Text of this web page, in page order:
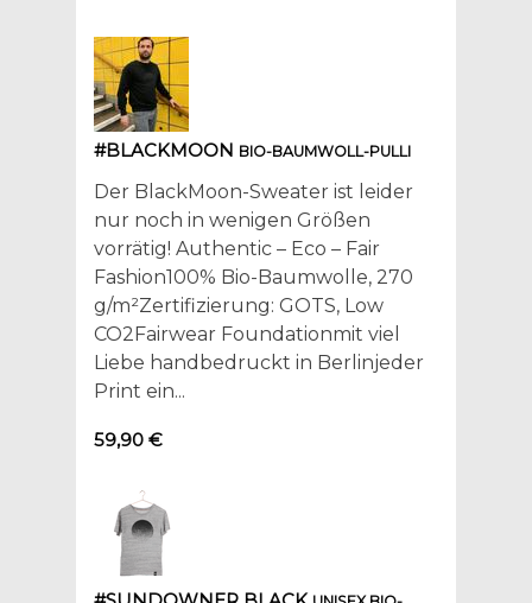
#BLACKMOON BIO-BAUMWOLL-PULLI
Der BlackMoon-Sweater ist leider
nur noch in wenigen Größen
vorrätig! Authentic – Eco – Fair
Fashion100% Bio-Baumwolle, 270
g/m²Zertifizierung: GOTS, Low
CO2Fairwear Foundationmit viel
Liebe handbedruckt in Berlinjeder
Print ein...
59,90 €